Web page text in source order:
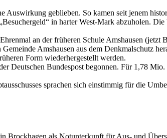
geblieben. So kamen seit jenem
in harter West-Mark abzuholen.
an der früheren Schule Amshausen (jetzt
Amshausen aus dem Denkmalschutz
Form wiederhergestellt werden.
Deutschen Bundespost begonnen. Für 1,78
sprachen sich einstimmig für die